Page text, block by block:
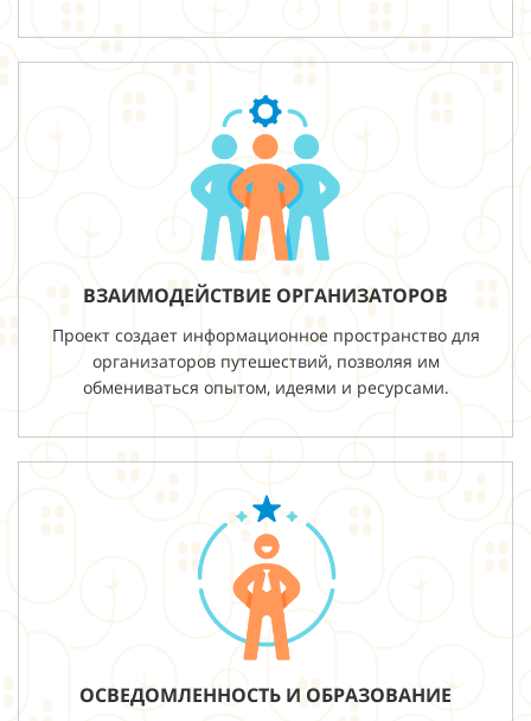
ВЗАИМОДЕЙСТВИЕ ОРГАНИЗАТОРОВ
Проект создает информационное пространство для
организаторов путешествий, позволяя им
обмениваться опытом, идеями и ресурсами.
ОСВЕДОМЛЕННОСТЬ И ОБРАЗОВАНИЕ